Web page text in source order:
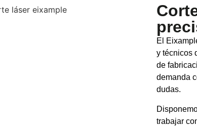
El
y técnicos
de
demanda
dudas.
trabajar